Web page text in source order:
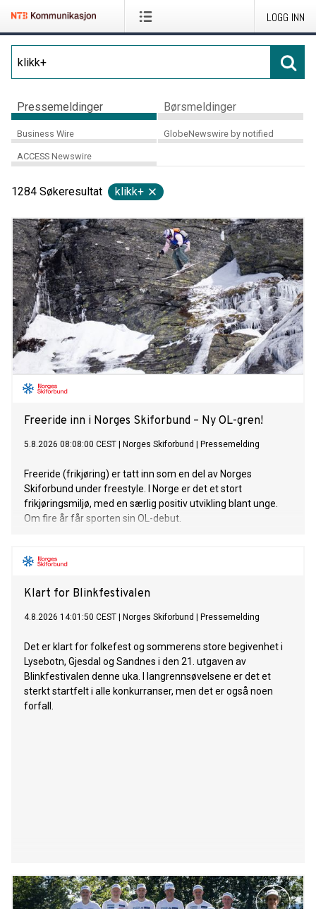
LOGG INN
Pressemeldinger Børsmeldinger
Business Wire GlobeNewswire by notified
ACCESS Newswire
1284 Søkeresultat klikk+
Freeride inn i Norges Skiforbund – Ny OL-gren!
5.8.2026 08:08:00 CEST Norges Skiforbund Pressemelding
Freeride (frikjøring) er tatt inn som en del av Norges
Skiforbund under freestyle. I Norge er det et stort
frikjøringsmiljø, med en særlig positiv utvikling blant unge.
Om fire år får sporten sin OL-debut.
Klart for Blinkfestivalen
4.8.2026 14:01:50 CEST Norges Skiforbund Pressemelding
Det er klart for folkefest og sommerens store begivenhet i
Lysebotn, Gjesdal og Sandnes i den 21. utgaven av
Blinkfestivalen denne uka. I langrennsøvelsene er det et
sterkt startfelt i alle konkurranser, men det er også noen
forfall.